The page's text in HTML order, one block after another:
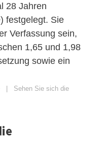
28 Jahren
festgelegt. Sie
Verfassung sein,
1,65 und 1,98
sowie ein
| Sehen Sie sich die